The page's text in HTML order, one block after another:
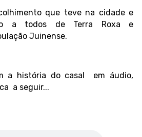
que teve na cidade e
a todos de Terra Roxa e
Juinense.
a história do casal em áudio,
a seguir...